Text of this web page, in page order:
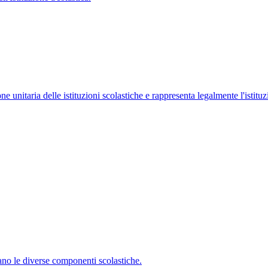
unitaria delle istituzioni scolastiche e rappresenta legalmente
le diverse componenti scolastiche.